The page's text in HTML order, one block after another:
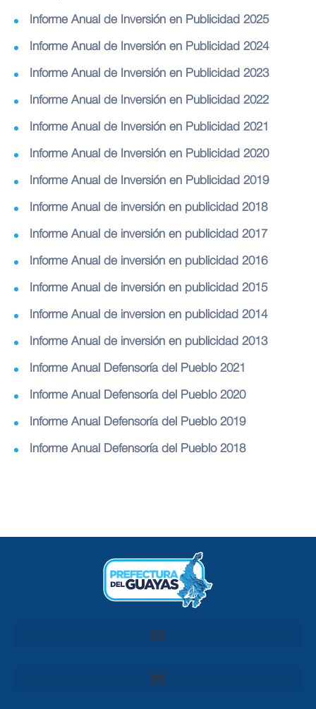
Informe Anual de Inversión en Publicidad 2025
Informe Anual de Inversión en Publicidad 2024
Informe Anual de Inversión en Publicidad 2023
Informe Anual de Inversión en Publicidad 2022
Informe Anual de Inversión en Publicidad 2021
Informe Anual de Inversión en Publicidad 2020
Informe Anual de Inversión en Publicidad 2019
Informe Anual de inversión en publicidad 2018
Informe Anual de inversión en publicidad 2017
Informe Anual de inversión en publicidad 2016
Informe Anual de inversión en publicidad 2015
Informe Anual de inversion en publicidad 2014
Informe Anual de inversión en publicidad 2013
Informe Anual Defensoría del Pueblo 2021
Informe Anual Defensoría del Pueblo 2020
Informe Anual Defensoría del Pueblo 2019
Informe Anual Defensoría del Pueblo 2018